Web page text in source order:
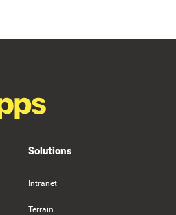
Solutions
Intranet
Terrain